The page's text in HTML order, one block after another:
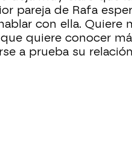
pareja de Rafa
con ella.
quiere conocer
a prueba su